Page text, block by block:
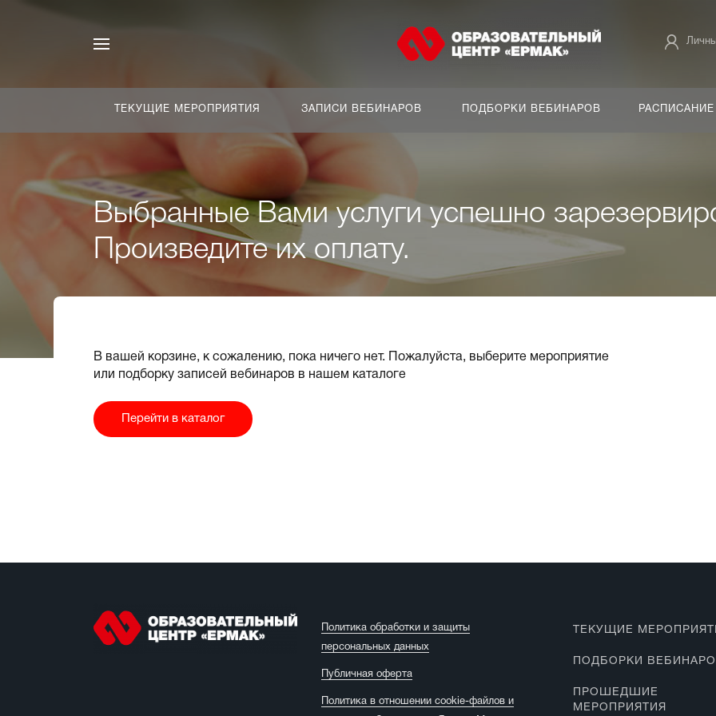
ТЕКУЩИЕ МЕРОПРИЯТИЯ ЗАПИСИ ВЕБИНАРОВ ПОДБОРКИ ВЕБИНАРОВ РАСПИСАНИЕ
Выбранные Вами услуги успешно
Произведите их оплату.
В вашей корзине, к сожалению, пока ничего нет. Пожалуйста, выберите мероприятие
или подборку записей вебинаров в нашем каталоге
Перейти в каталог
Политика обработки и защиты
персональных данных
Публичная оферта
Политика в отношении cookie-файлов и
ТЕКУЩИЕ
ПОДБОРКИ
ПРОШЕДШИЕ
МЕРОПРИЯТИЯ